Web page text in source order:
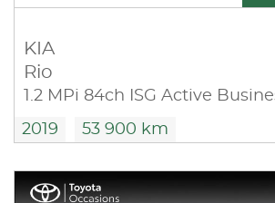
KIA
Rio
1.2 MPi 84ch ISG Active
2019 53 900 km